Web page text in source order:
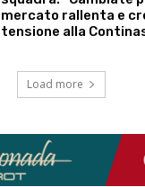
mercato rallenta e
tensione alla
Load more